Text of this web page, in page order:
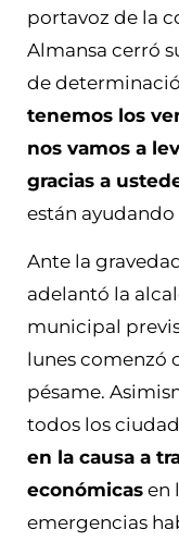
portavoz de la
Almansa cerró
de
tenemos los
nos vamos a
gracias a
están ayudando
Ante la
adelantó la
municipal
lunes comenzó
pésame.
todos los
en la causa a
económicas en
emergencias